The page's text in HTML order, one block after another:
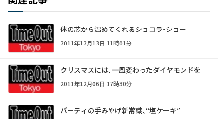
体の芯から温めてくれるショコラ・ショー
2011年12月13日 11時01分
クリスマスには、一風変わったダイヤモンドを
2011年12月06日 17時30分
パーティの手みやげ新常識、“塩ケーキ”